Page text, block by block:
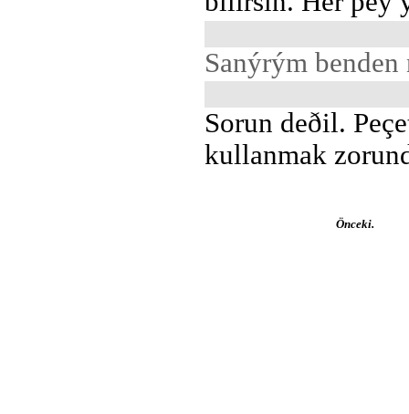
Sanýrým
Sorun deðil.
kullanmak
Önceki.